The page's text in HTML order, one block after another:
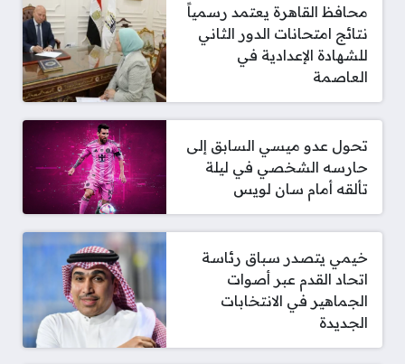
محافظ القاهرة يعتمد رسمياً
نتائج امتحانات الدور الثاني
للشهادة الإعدادية في
العاصمة
تحول عدو ميسي السابق إلى
حارسه الشخصي في ليلة
تألقه أمام سان لويس
خيمي يتصدر سباق رئاسة
اتحاد القدم عبر أصوات
الجماهير في الانتخابات
الجديدة